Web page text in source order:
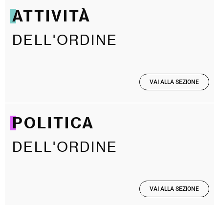
ATTIVITÀ
DELL'ORDINE
VAI ALLA SEZIONE
POLITICA
DELL'ORDINE
VAI ALLA SEZIONE